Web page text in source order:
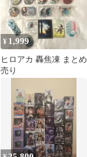
¥ 1,999
ヒロアカ 轟焦凍 まとめ
売り